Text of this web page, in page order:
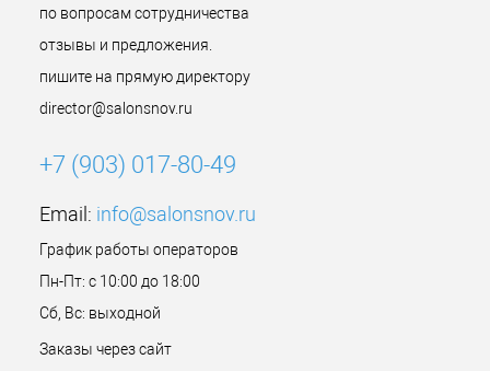
по вопросам сотрудничества
отзывы и предложения.
пишите на прямую директору
director@salonsnov.ru
+7 (903) 017-80-49
Email: info@salonsnov.ru
График работы операторов
Пн-Пт: с 10:00 до 18:00
Сб, Вс: выходной
Заказы через сайт